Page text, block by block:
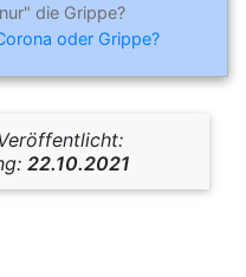
die Grippe?
oder Grippe?
22.10.2021